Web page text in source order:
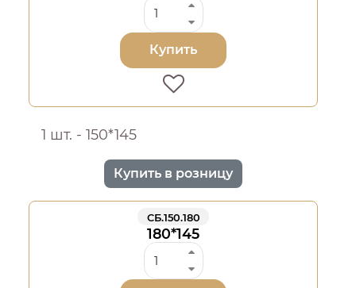
Купить
1 шт. - 150*145
Купить в розницу
СБ.150.180
180*145